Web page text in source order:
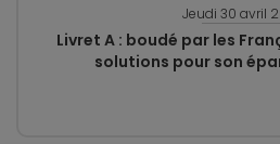
Jeudi 30 avril
Livret A : boudé par les
solutions pour son